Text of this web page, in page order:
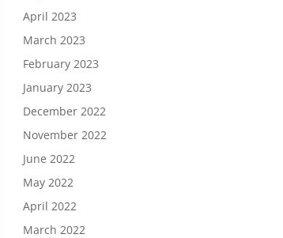
April 2023
March 2023
February 2023
January 2023
December 2022
November 2022
June 2022
May 2022
April 2022
March 2022